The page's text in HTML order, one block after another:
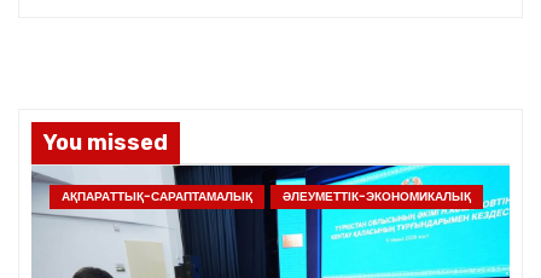
You missed
АҚПАРАТТЫҚ-САРАПТАМАЛЫҚ ӘЛЕУМЕТТІК-ЭКОНОМИКАЛЫҚ